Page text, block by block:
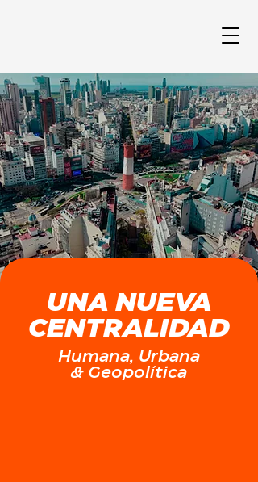
UNA NUEVA
CENTRALIDAD
Humana, Urbana
& Geopolítica